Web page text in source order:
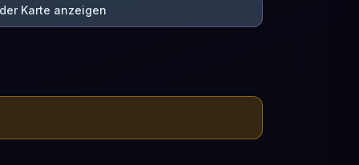
Karte anzeigen